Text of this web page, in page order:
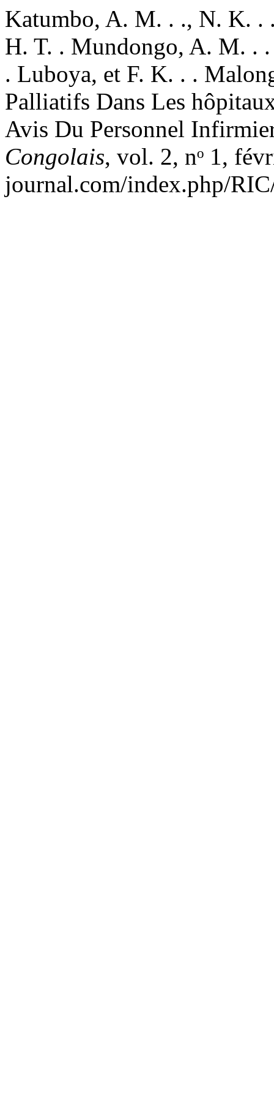
Katumbo, A. M. . ., N. K. .
H. T. . Mundongo, A. M. .
. Luboya, et F. K. . .
Palliatifs Dans Les
Avis Du Personnel
Congolais, vol. 2, nᵒ 1,
journal.com/index.php/